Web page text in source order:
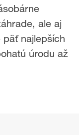
ale aj
päť najlepších
úrodu až